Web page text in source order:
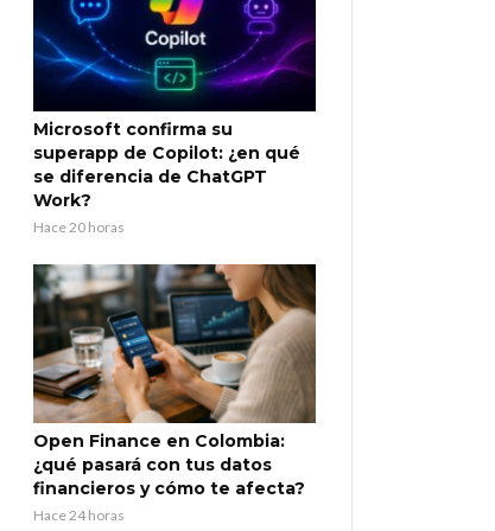
Microsoft confirma su
superapp de Copilot: ¿en qué
se diferencia de ChatGPT
Work?
Hace 20 horas
Open Finance en Colombia:
¿qué pasará con tus datos
financieros y cómo te afecta?
Hace 24 horas